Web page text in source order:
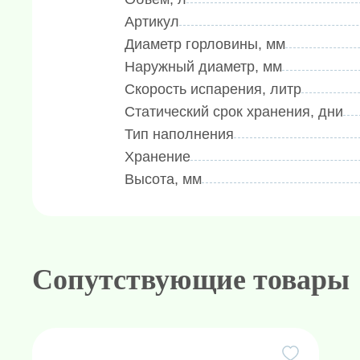
50 мм, а высота - 482 мм, что
Вес: криохранилище имеет вес
Скорость испарения: скорость
обеспечивая стабильность
Материал изготовления:
обеспечивая прочность и
Запирающая крышка и
закрытие и удобство
Приобретая криохранилище
Артикул
Диаметр горловины, мм
Наружный диаметр, мм
Скорость испарения, литр
Статический срок хранения, дни
Тип наполнения
Хранение
Высота, мм
Сопутствующие товары